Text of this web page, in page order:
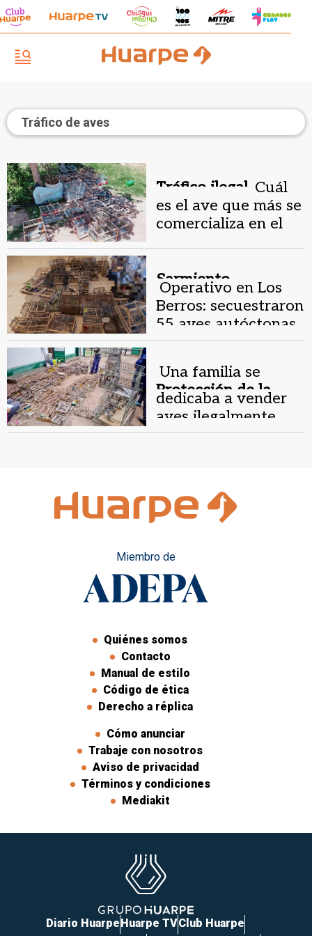
Tráfico de aves
Tráfico ilegal. Cuál
es el ave que más se
comercializa en el
Sarmiento.
Operativo en Los
Berros: secuestraron
55 aves autóctonas
y detuvieron a tres
Protección de la
fauna.
Una familia se
dedicaba a vender
aves ilegalmente
Miembro de
Quiénes somos
Contacto
Manual de estilo
Código de ética
Derecho a réplica
Cómo anunciar
Trabaje con nosotros
Aviso de privacidad
Términos y condiciones
Mediakit
Diario HuarpeHuarpe TVClub Huarpe